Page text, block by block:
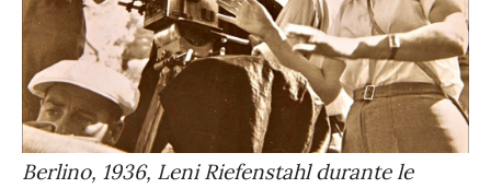
Berlino, 1936, Leni Riefenstahl durante le